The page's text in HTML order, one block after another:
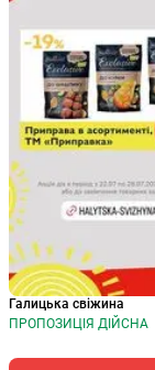
Галицька свіжина
ПРОПОЗИЦІЯ ДІЙСНА